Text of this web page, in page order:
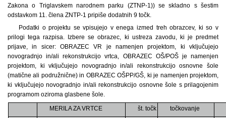
Zakona o Triglavskem narodnem parku (ZTNP-1)) se skladno s šestim
odstavkom 11. člena ZNTP-1 pripiše dodatnih 9 točk.
Podatki o projektu se vpisujejo v enega izmed treh obrazcev, ki so v
prilogi tega razpisa. Izbere se obrazec, ki ustreza zavodu, ki je predmet
prijave, in sicer: OBRAZEC VR je namenjen projektom, ki vključujejo
novogradnjo in/ali rekonstrukcijo vrtca, OBRAZEC OŠ/POŠ je namenjen
projektom, ki vključujejo novogradnjo in/ali rekonstrukcijo osnovne šole
(matične ali podružnične) in OBRAZEC OŠPP/GŠ, ki je namenjen projektom,
ki vključujejo novogradnjo in/ali rekonstrukcijo osnovne šole s prilagojenim
programom oziroma glasbene šole.
MERILA ZA VRTCE
št. točk
točkovanje